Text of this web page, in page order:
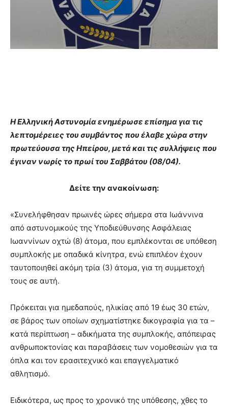
Η Ελληνική Αστυνομία ενημέρωσε επίσημα για τις
λεπτομέρειες του συμβάντος που έλαβε χώρα στην
πρωτεύουσα της Ηπείρου, μετά και τις συλλήψεις που
έγιναν νωρίς το πρωί του Σαββάτου (08/04).
Δείτε την ανακοίνωση:
«Συνελήφθησαν πρωινές ώρες σήμερα στα Ιωάννινα
από αστυνομικούς της Υποδιεύθυνσης Ασφάλειας
Ιωαννίνων οχτώ (8) άτομα, που εμπλέκονται σε υπόθεση
συμπλοκής με οπαδικά κίνητρα, ενώ επιπλέον έχουν
ταυτοποιηθεί ακόμη τρία (3) άτομα, για τη συμμετοχή
τους σε αυτή.
Πρόκειται για ημεδαπούς, ηλικίας από 19 έως 30 ετών,
σε βάρος των οποίων σχηματίστηκε δικογραφία για τα –
κατά περίπτωση – αδικήματα της συμπλοκής, απόπειρας
ανθρωποκτονίας και παραβάσεις των νομοθεσιών για τα
όπλα και τον ερασιτεχνικό και επαγγελματικό
αθλητισμό.
Ειδικότερα, ως προς το χρονικό της υπόθεσης, χθες το